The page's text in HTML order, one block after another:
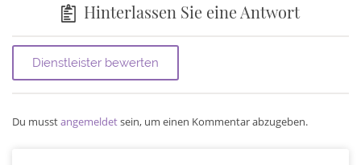
Hinterlassen Sie eine Antwort
Du musstangemeldetsein, um einen Kommentar abzugeben.